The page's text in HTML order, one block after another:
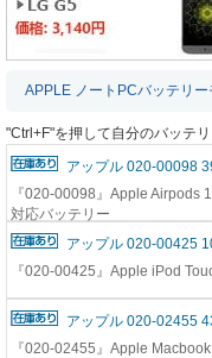
APPLE ノートPCバッテリ
"Ctrl+F"を押して自分のバッテ
アップル 020-00098
『020-00098』Apple Airpods
対応バッテリー
アップル 020-00425
『020-00425』Apple iPod
アップル 020-02455
『020-02455』Apple